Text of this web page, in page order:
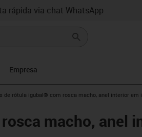
rápida via chat WhatsApp
Empresa
right
de rótula igubal® com rosca macho, anel interior em
macho, anel